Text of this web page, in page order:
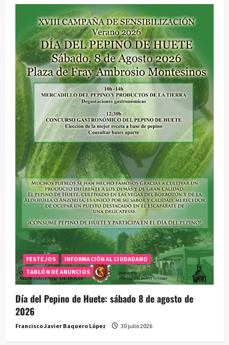
FESTEJOS
INFORMACIÓN AL CIUDADANO
TABLÓN DE ANUNCIOS
Día del Pepino de Huete: sábado 8 de agosto de
2026
Francisco Javier Baquero López 30 julio 2026